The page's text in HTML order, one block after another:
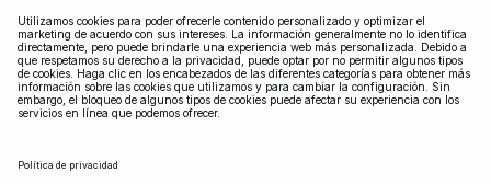
SÍGUENOS
LEGAL